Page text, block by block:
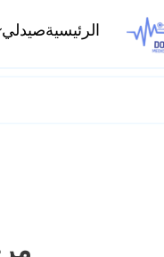
الرئيسيةصيدلي